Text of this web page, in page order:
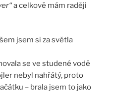
a celkově mám raději
jsem si za světla
se ve studené vodě
nebyl nahřátý, proto
– brala jsem to jako